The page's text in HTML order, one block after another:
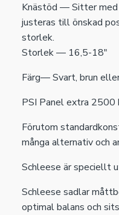
Knästöd — Sitter
justeras till önskad
storlek.
Storlek — 16,5-18"
Färg— Svart, brun
PSI Panel extra 2500
Förutom
många alternativ och
Schleese är speciellt
Schleese sadlar
optimal balans och